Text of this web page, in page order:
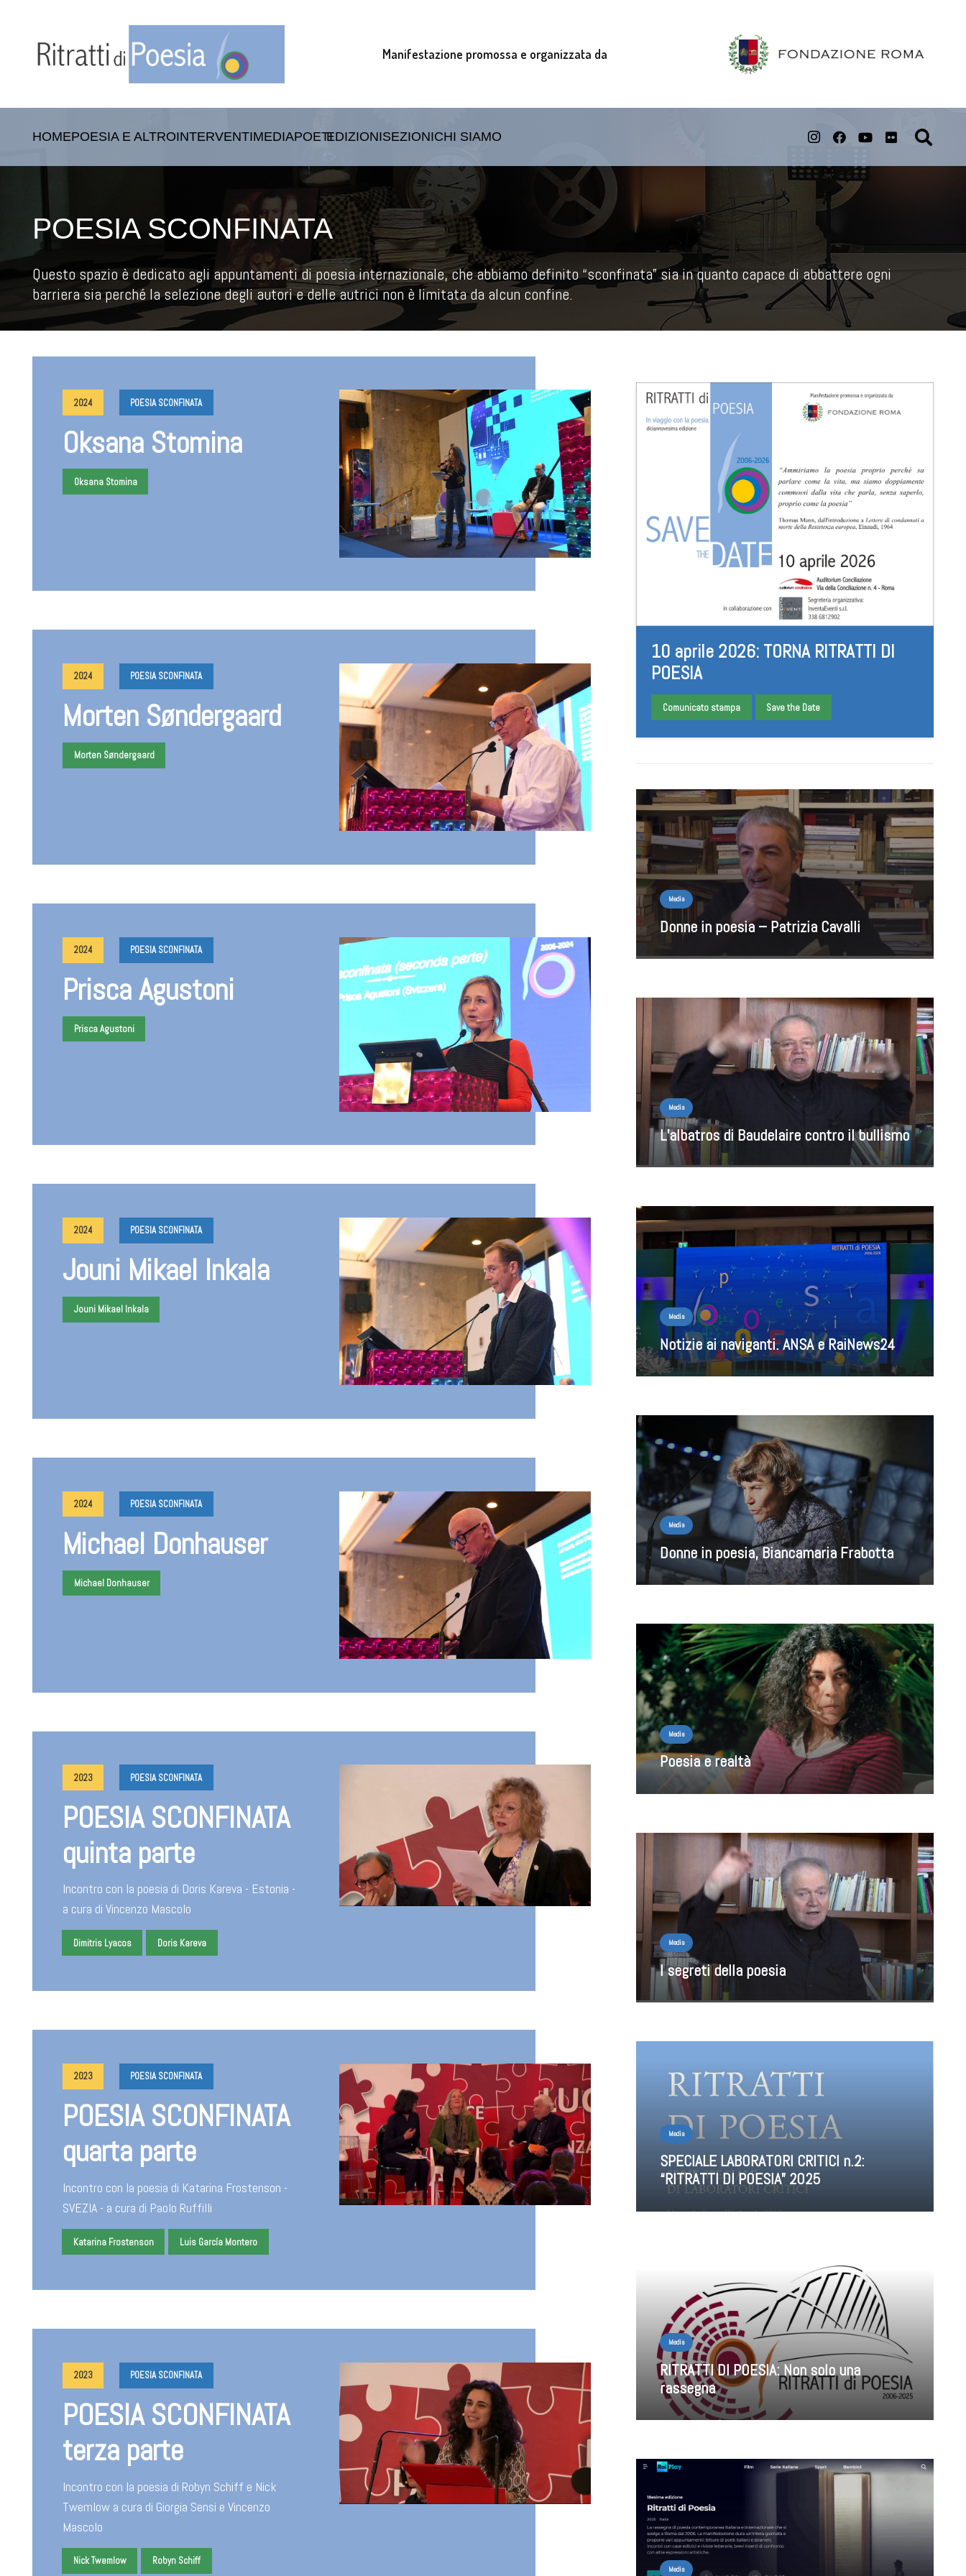
Manifestazione promossa e organizzata da
HOMEPOESIA E ALTROINTERVENTIMEDIAPOETIEDIZIONISEZIONICHI SIAMO
POESIA SCONFINATA
Questo spazio è dedicato agli appuntamenti di poesia internazionale, che abbiamo definito “sconfinata” sia in quanto capace di abbattere ogni
barriera sia perché la selezione degli autori e delle autrici non è limitata da alcun confine.
2024 POESIA SCONFINATA
Oksana Stomina
Oksana Stomina
2024 POESIA SCONFINATA
Morten Søndergaard
Morten Søndergaard
2024 POESIA SCONFINATA
Prisca Agustoni
Prisca Agustoni
2024 POESIA SCONFINATA
Jouni Mikael Inkala
Jouni Mikael Inkala
2024 POESIA SCONFINATA
Michael Donhauser
Michael Donhauser
2023 POESIA SCONFINATA
POESIA SCONFINATA
quinta parte
Incontro con la poesia di Doris Kareva - Estonia -
a cura di Vincenzo Mascolo
Dimitris Lyacos Doris Kareva
2023 POESIA SCONFINATA
POESIA SCONFINATA
quarta parte
Incontro con la poesia di Katarina Frostenson -
SVEZIA - a cura di Paolo Ruffilli
Katarina Frostenson Luis García Montero
2023 POESIA SCONFINATA
POESIA SCONFINATA
terza parte
Incontro con la poesia di Robyn Schiff e Nick
Twemlow a cura di Giorgia Sensi e Vincenzo
Mascolo
Nick Twemlow Robyn Schiff
10 aprile 2026: TORNA RITRATTI DI
POESIA
Comunicato stampa Save the Date
Media
Donne in poesia – Patrizia Cavalli
Media
L’albatros di Baudelaire contro il bullismo
Media
Notizie ai naviganti. ANSA e RaiNews24
Media
Donne in poesia, Biancamaria Frabotta
Media
Poesia e realtà
Media
I segreti della poesia
Media
SPECIALE LABORATORI CRITICI n.2:
“RITRATTI DI POESIA” 2025
Media
RITRATTI DI POESIA: Non solo una
rassegna
Media